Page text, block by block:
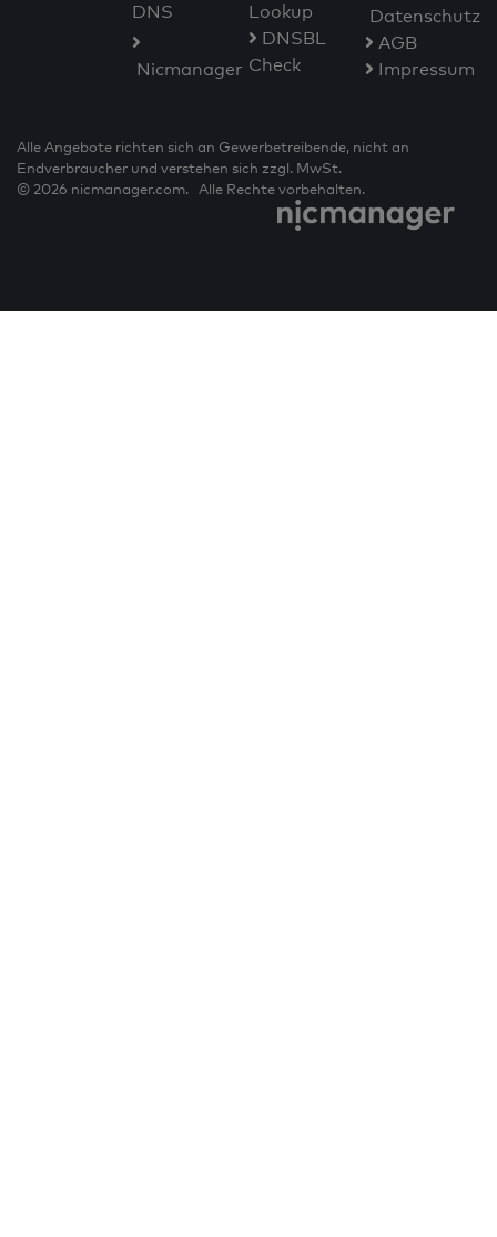
DNS
Nicmanager
Lookup
DNSBL
Check
Datenschutz
AGB
Impressum
Alle Angebote richten sich an Gewerbetreibende, nicht an
Endverbraucher und verstehen sich zzgl. MwSt.
© 2026 nicmanager.com. Alle Rechte vorbehalten.